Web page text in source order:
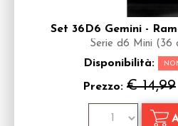
Set 36D6 Gemini -
Serie d6 Mini (36
Disponibilità:
Prezzo: € 14,99